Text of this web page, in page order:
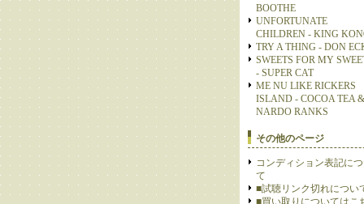
BOOTHE
UNFORTUNATE
CHILDREN - KING
TRY A THING - DON
SWEETS FOR MY
- SUPER CAT
ME NU LIKE RICKERS
ISLAND - COCOA TEA &
NARDO RANKS
その他のページ
コンディション表記に
て
■試聴リンク切れについ
■買い取りについてはこ